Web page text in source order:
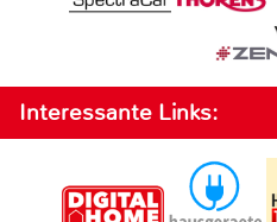
Interessante Links: